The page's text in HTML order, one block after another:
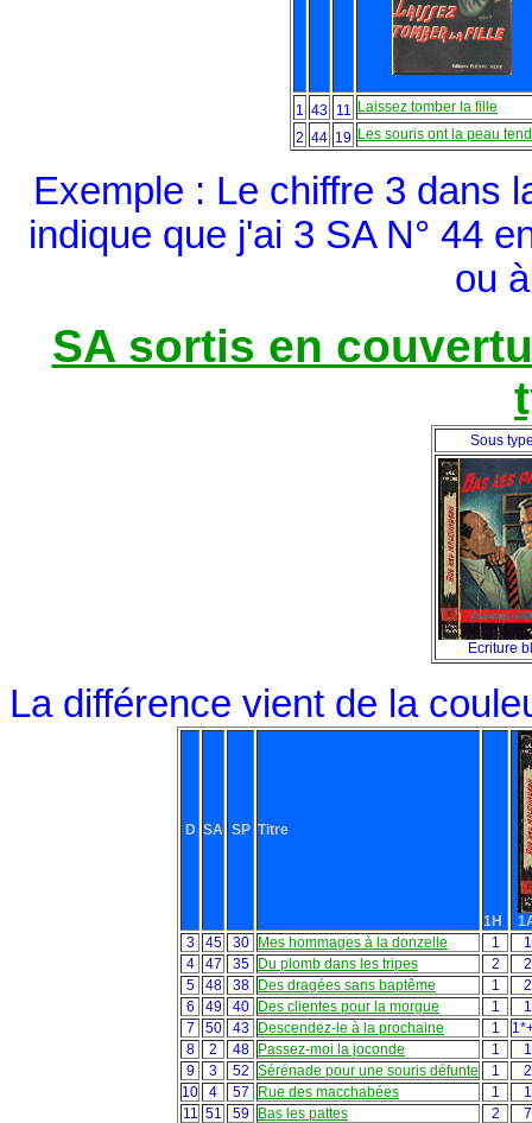
1 43 11
Laissez tomber la fille
2 44 19 Les souris ont la peau
Exemple : Le chiffre 3 dans
indique que j'ai 3 SA N° 44
ou
SA sortis en
Sous
Ecriture
La différence vient de la
D SA SP Titre
1H
3
45 30 Mes hommages à la donzelle 1
1
4
47 35 Du plomb dans les tripes 2
2
5
48 38 Des dragées sans baptême 1
2
6
49 40 Des clientes pour la morgue 1
1
7
50 43 Descendez-le à la prochaine 1
8
2 48 Passez-moi la joconde 1
1
9
3 52 Sérénade pour une souris défunte 1
2
10
4 57 Rue des macchabées 1
1
11
51 59 Bas les pattes 2
7